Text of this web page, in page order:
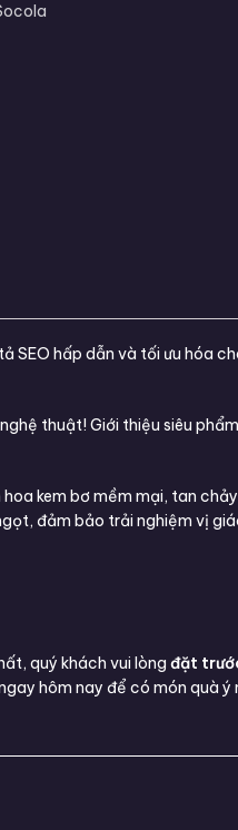
hấp dẫn và tối ưu hóa
thuật! Giới thiệu siêu phẩm
kem bơ mềm mại, tan
đảm bảo trải nghiệm vị
quý khách vui lòng đặt
hôm nay để có món quà ý